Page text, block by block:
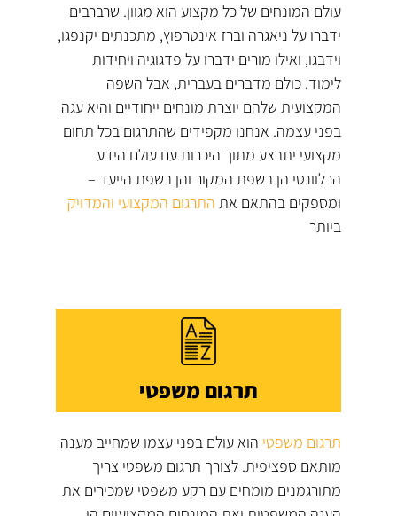
עולם המונחים של כל מקצוע הוא מגוון. שרברבים
ידברו על ניאגרה וברז אינטרפוץ, מתכנתים יקנפגו,
וידבגו, ואילו מורים ידברו על פדגוגיה ויחידות
לימוד. כולם מדברים בעברית, אבל השפה
המקצועית שלהם יוצרת מונחים ייחודיים והיא עגה
בפני עצמה. אנחנו מקפידים שהתרגום בכל תחום
מקצועי יתבצע מתוך היכרות עם עולם הידע
הרלוונטי הן בשפת המקור והן בשפת הייעד –
ומספקים בהתאם את התרגום המקצועי והמדויק
ביותר
תרגום משפטי
תרגום משפטי הוא עולם בפני עצמו שמחייב מענה
מותאם ספציפית. לצורך תרגום משפטי צריך
מתורגמנים מומחים עם רקע משפטי שמכירים את